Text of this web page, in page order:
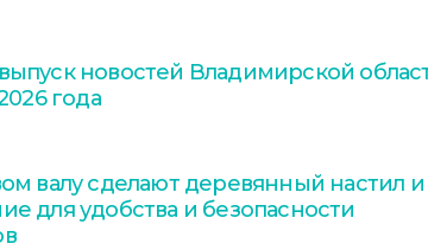
новостей Владимирской
года
валу сделают деревянный настил и
для удобства и безопасности